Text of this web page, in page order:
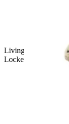
Living Puppets
Lockenfell und rosa